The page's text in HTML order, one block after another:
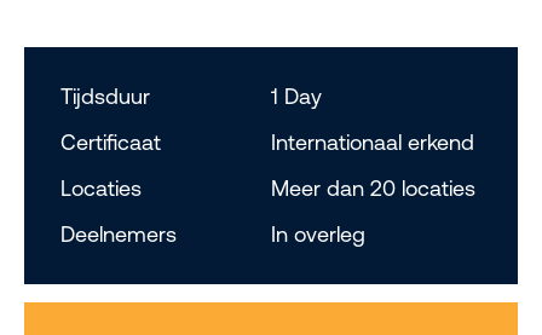
Tijdsduur
1 Day
Certificaat
Internationaal erkend
Locaties
Meer dan 20 locaties
Deelnemers
In overleg